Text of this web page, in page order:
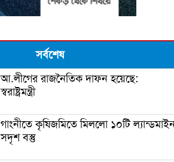
সর্বশেষ
আ.লীগের রাজনৈতিক দাফন হয়েছে:
স্বরাষ্ট্রমন্ত্রী
গাংনীতে কৃষিজমিতে মিললো ১০টি
সদৃশ বস্তু